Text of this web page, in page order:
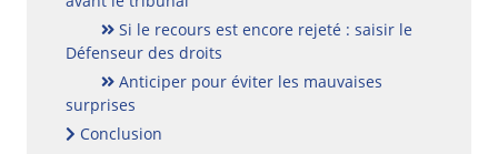
Si le recours est encore rejeté : saisir le
Défenseur des droits
Anticiper pour éviter les mauvaises
surprises
Conclusion